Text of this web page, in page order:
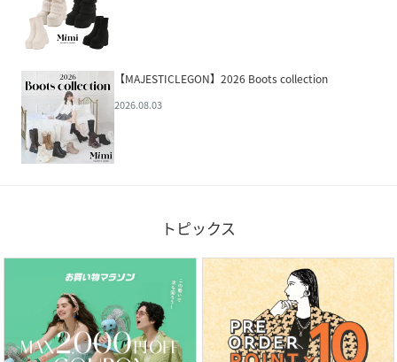
【MAJESTICLEGON】2026 Boots collection
2026.08.03
トピックス